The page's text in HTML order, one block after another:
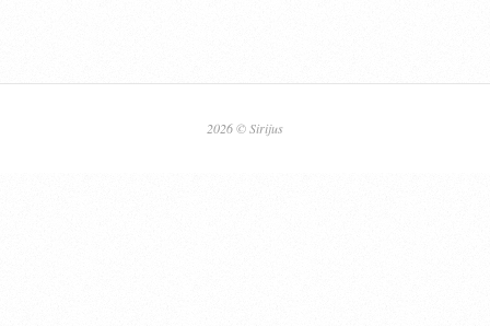
2026 © Sirijus